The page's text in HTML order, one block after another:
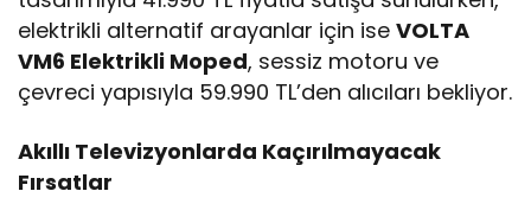
elektrikli alternatif arayanlar için iseVOLTA
VM6 Elektrikli Moped, sessiz motoru ve
çevreci yapısıyla 59.990 TL’den alıcıları bekliyor.
Akıllı Televizyonlarda Kaçırılmayacak
Fırsatlar